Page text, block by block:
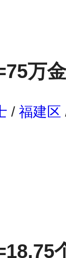
万金
/ 福建区